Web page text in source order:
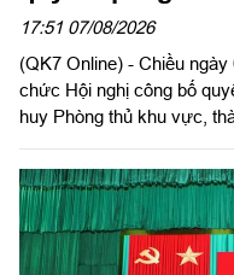
huy PTKV,
thuộc
17:51 07/08/2026
(QK7 Online) - Chiều
chức Hội nghị công bố
huy Phòng thủ khu vực,
Ủy viên Quân ủy Trung
Quân khu dự, chỉ đạo hội
viên Ban Thường vụ
Minh chủ trì hội nghị.